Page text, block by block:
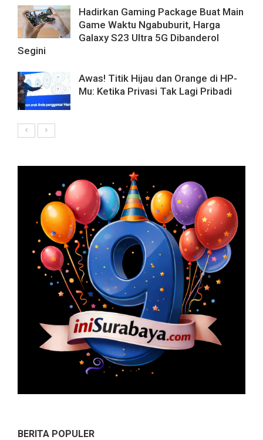
Hadirkan Gaming Package Buat Main
Game Waktu Ngabuburit, Harga
Galaxy S23 Ultra 5G Dibanderol
Segini
Awas! Titik Hijau dan Orange di HP-
Mu: Ketika Privasi Tak Lagi Pribadi
BERITA POPULER